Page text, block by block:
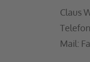
Claus
Mail: